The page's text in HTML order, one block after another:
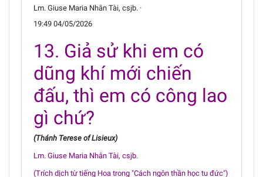
Lm. Giuse Maria Nhân Tài, csjb. ·
19:49 04/05/2026
13. Giả sử khi em có
dũng khí mới chiến
đấu, thì em có công lao
gì chứ?
(Thánh Terese of Lisieux)
Lm. Giuse Maria Nhân Tài, csjb.
(Trích dịch từ tiếng Hoa trong "Cách ngôn thần học tu đức")